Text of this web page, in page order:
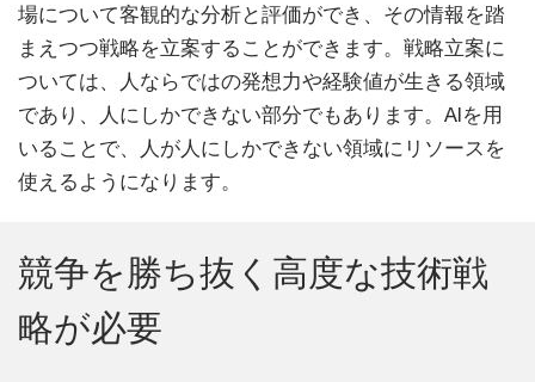
場について客観的な分析と評価ができ、その情報を踏
まえつつ戦略を立案することができます。戦略立案に
ついては、人ならではの発想力や経験値が生きる領域
であり、人にしかできない部分でもあります。AIを用
いることで、人が人にしかできない領域にリソースを
使えるようになります。
競争を勝ち抜く高度な技術戦
略が必要